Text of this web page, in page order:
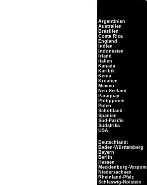
Argentinien
Australien
Brasilien
Costa Rica
England
Indien
Indonesien
Irland
Italien
Kanada
Karibik
Kenia
Kroatien
Mexico
Neu Seeland
Paraguay
Philippinen
Polen
Schottland
Spanien
Süd-Pazifik
Südafrika
USA
Deutschland:
Baden-Württemberg
Bayern
Berlin
Hessen
Mecklenburg-Vorpom
Niedersachsen
Rheinland-Pfalz
Schleswig-Holstein